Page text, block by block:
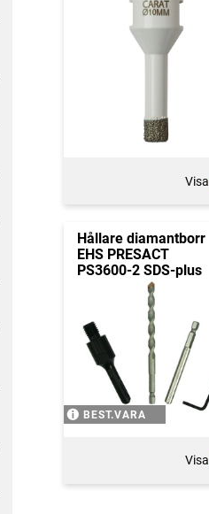
Visa
Hållare diamantborr
EHS PRESACT
PS3600-2 SDS-plus
BEST.VARA
Visa